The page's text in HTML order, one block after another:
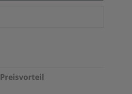
Preisvorteil